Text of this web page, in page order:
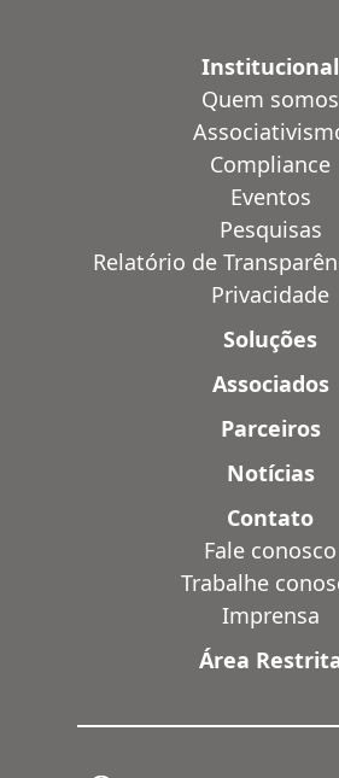
Institucional
Quem somos
Compliance
Eventos
Pesquisas
Relatório de
Privacidade
Soluções
Associados
Parceiros
Notícias
Contato
Fale conosco
Trabalhe
Imprensa
Área